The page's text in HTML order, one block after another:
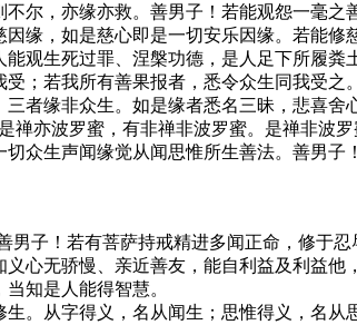
尔，亦缘亦救。善男子！若能观怨一毫
缘，如是慈心即是一切安乐因缘。若能
观生死过罪、涅槃功德，是人足下所履
；若我所有善果报者，悉令众生同我受
者缘非众生。如是缘者悉名三昧，悲喜舍
禅亦波罗蜜，有非禅非波罗蜜。是禅非
众生声闻缘觉从闻思惟所生善法。善男
男子！若有菩萨持戒精进多闻正命，修于
心无骄慢、亲近善友，能自利益及利益
知是人能得智慧。
。从字得义，名从闻生；思惟得义，名